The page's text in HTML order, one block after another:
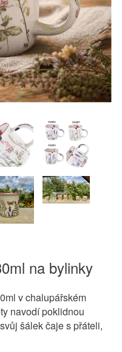
na bylinky
v chalupářském
navodí poklidnou
šálek čaje s přáteli,